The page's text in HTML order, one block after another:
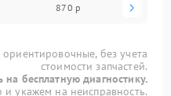
870 р
без учета
стоимости запчастей.
на бесплатную диагностику.
укажем на неисправность.